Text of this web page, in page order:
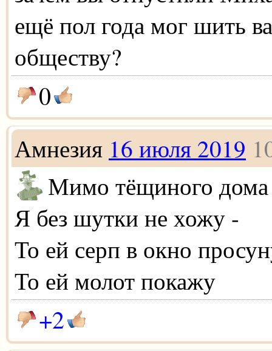
ещё пол года мог шить
обществу?
0
Амнезия 16 июля 2019
Мимо тёщиного дома
Я без шутки не хожу -
То ей серп в окно
То ей молот покажу
+2